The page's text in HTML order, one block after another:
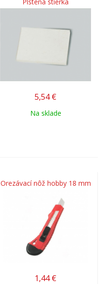
5,54 €
Na sklade
Orezávací nôž hobby 18 mm
1,44 €